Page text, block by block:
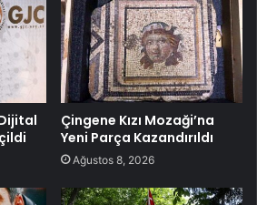
Çingene Kızı Mozaği’na
Yeni Parça Kazandırıldı
Ağustos 8, 2026